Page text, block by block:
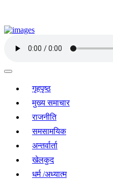
गृहपृष्ठ
मुख्य समाचार
राजनीति
समसामयिक
अन्तर्वार्ता
खेलकुद
धर्म /अध्यात्म